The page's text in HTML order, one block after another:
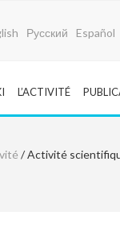
Русский Español
L’ACTIVITÉ
/ Activité